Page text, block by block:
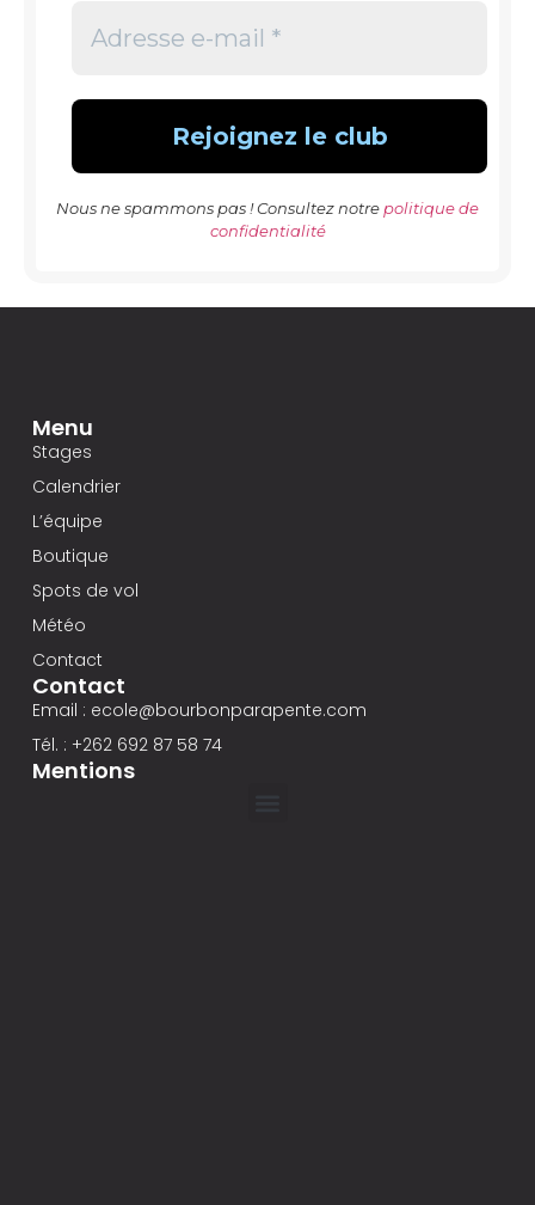
Nous ne spammons pas ! Consultez notre politique de
confidentialité
Menu
Stages
Calendrier
L’équipe
Boutique
Spots de vol
Météo
Contact
Contact
Email : ecole@bourbonparapente.com
Tél. : +262 692 87 58 74
Mentions